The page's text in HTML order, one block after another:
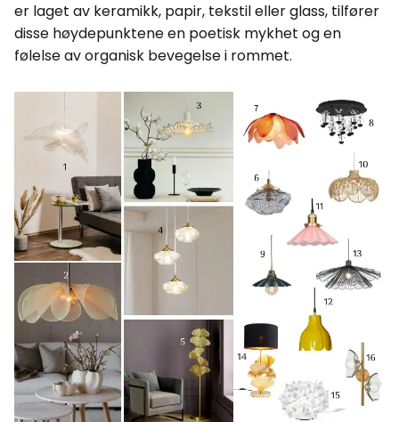
er laget av keramikk, papir, tekstil eller glass, tilfører
disse høydepunktene en poetisk mykhet og en
følelse av organisk bevegelse i rommet.